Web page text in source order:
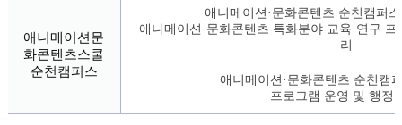
애니메이션문
화콘텐츠스쿨
순천캠퍼스
애니메이션·문화콘텐츠 순천캠퍼
애니메이션·문화콘텐츠 특화분야 교육·연구
리
애니메이션·문화콘텐츠 순천캠
프로그램 운영 및 행정